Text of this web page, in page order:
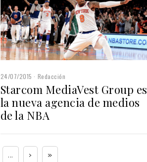
24/07/2015 Redacción
Starcom MediaVest Group es
la nueva agencia de medios
de la NBA
... › »